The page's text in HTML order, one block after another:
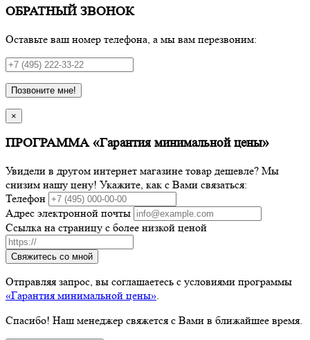
ОБРАТНЫЙ ЗВОНОК
Оставьте ваш номер телефона, а мы вам перезвоним:
Позвоните мне!
×
ПРОГРАММА «Гарантия минимальной цены»
Увидели в другом интернет магазине товар дешевле? Мы
снизим нашу цену! Укажите, как с Вами связаться:
Телефон
Адрес электронной почты
Ссылка на страницу с более низкой ценой
Свяжитесь со мной
Отправляя запрос, вы соглашаетесь с условиями программы
«Гарантия минимальной цены».
Спасибо! Наш менеджер свяжется с Вами в ближайшее время.